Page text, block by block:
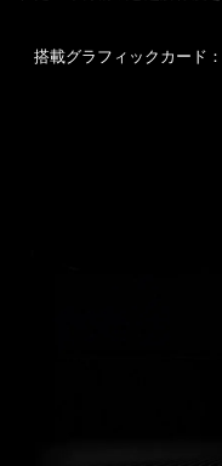
搭載グラフィックカード